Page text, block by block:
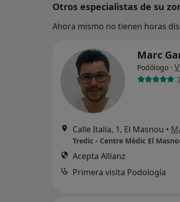
Otros especialistas de su
Ahora mismo no tienen horas
Marc
Podólogo ·
Calle Italia, 1, El Masnou •
Tredic - Centre Mèdic El
Acepta Allianz
Primera visita Podología